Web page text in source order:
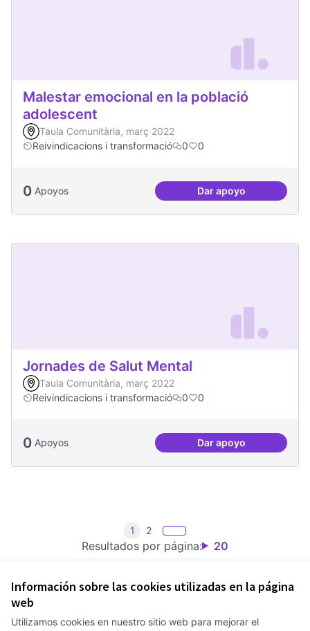
Información sobre las cookies utilizadas en la página
web
Utilizamos cookies en nuestro sitio web para mejorar el
Malestar emocional en la població
adolescent
Taula Comunitària, març 2022
Reivindicacions i transformació
0 0
0 Apoyos Dar apoyo
Malestar
Jornades de Salut Mental
Taula Comunitària, març 2022
Reivindicacions i transformació
0 0
0 Apoyos Dar apoyoJornades de Salut
Resultados por página: 20
1 2
Términos y condiciones de uso